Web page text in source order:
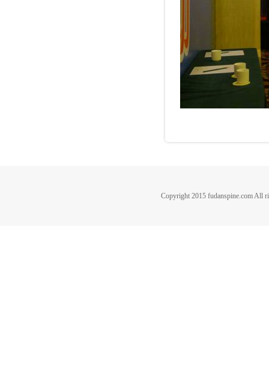
Copyright 2015 fudanspine.com